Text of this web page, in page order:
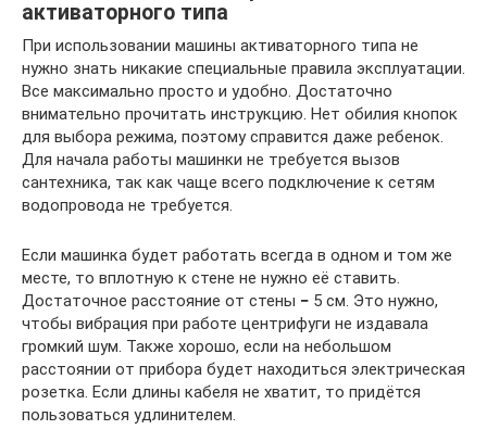
активаторного типа
При использовании машины активаторного типа не
нужно знать никакие специальные правила эксплуатации.
Все максимально просто и удобно. Достаточно
внимательно прочитать инструкцию. Нет обилия кнопок
для выбора режима, поэтому справится даже ребенок.
Для начала работы машинки не требуется вызов
сантехника, так как чаще всего подключение к сетям
водопровода не требуется.
Если машинка будет работать всегда в одном и том же
месте, то вплотную к стене не нужно её ставить.
Достаточное расстояние от стены − 5 см. Это нужно,
чтобы вибрация при работе центрифуги не издавала
громкий шум. Также хорошо, если на небольшом
расстоянии от прибора будет находиться электрическая
розетка. Если длины кабеля не хватит, то придётся
пользоваться удлинителем.